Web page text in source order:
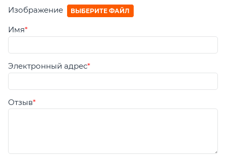
Изображение ВЫБЕРИТЕ ФАЙЛ
Имя
Электронный адрес
Отзыв